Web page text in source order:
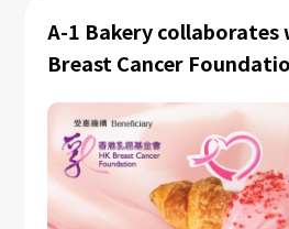
A-1 Bakery
Breast Cancer
HKBCF Strawberry Croissant this
October 🍓🥐